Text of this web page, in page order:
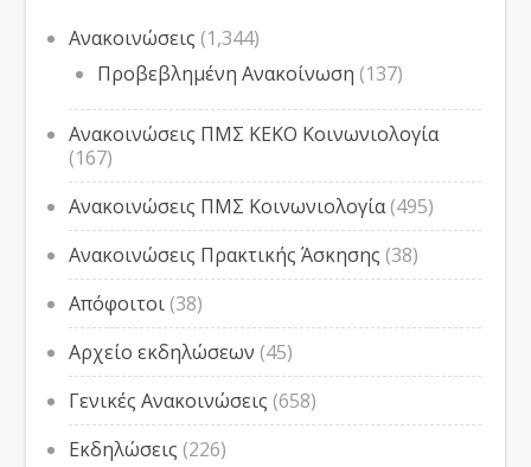
Ανακοινώσεις (1,344)
Προβεβλημένη Ανακοίνωση (137)
Ανακοινώσεις ΠΜΣ ΚΕΚΟ Κοινωνιολογία
(167)
Ανακοινώσεις ΠΜΣ Κοινωνιολογία(495)
Ανακοινώσεις Πρακτικής Άσκησης (38)
Απόφοιτοι(38)
Αρχείο εκδηλώσεων (45)
Γενικές Ανακοινώσεις (658)
Εκδηλώσεις (226)